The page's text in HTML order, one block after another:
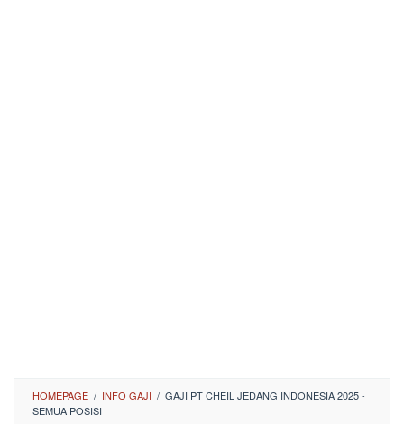
HOMEPAGE / INFO GAJI / GAJI PT CHEIL JEDANG INDONESIA 2025 -
SEMUA POSISI